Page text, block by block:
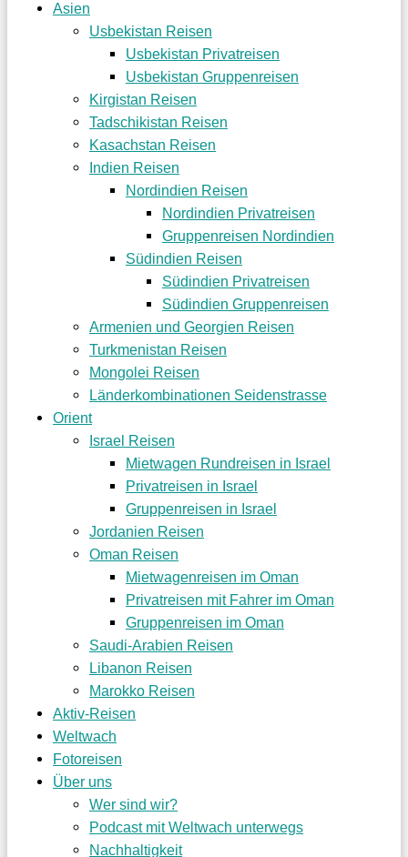
Asien
Usbekistan Reisen
Usbekistan Privatreisen
Usbekistan Gruppenreisen
Kirgistan Reisen
Tadschikistan Reisen
Kasachstan Reisen
Indien Reisen
Nordindien Reisen
Nordindien Privatreisen
Gruppenreisen Nordindien
Südindien Reisen
Südindien Privatreisen
Südindien Gruppenreisen
Armenien und Georgien Reisen
Turkmenistan Reisen
Mongolei Reisen
Länderkombinationen Seidenstrasse
Orient
Israel Reisen
Mietwagen Rundreisen in Israel
Privatreisen in Israel
Gruppenreisen in Israel
Jordanien Reisen
Oman Reisen
Mietwagenreisen im Oman
Privatreisen mit Fahrer im Oman
Gruppenreisen im Oman
Saudi-Arabien Reisen
Libanon Reisen
Marokko Reisen
Aktiv-Reisen
Weltwach
Fotoreisen
Über uns
Wer sind wir?
Podcast mit Weltwach unterwegs
Nachhaltigkeit